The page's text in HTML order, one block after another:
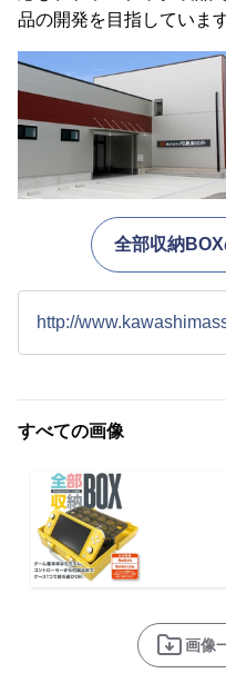
品の開発を目指しています
全部収納BOX
http://
すべての画像
画像